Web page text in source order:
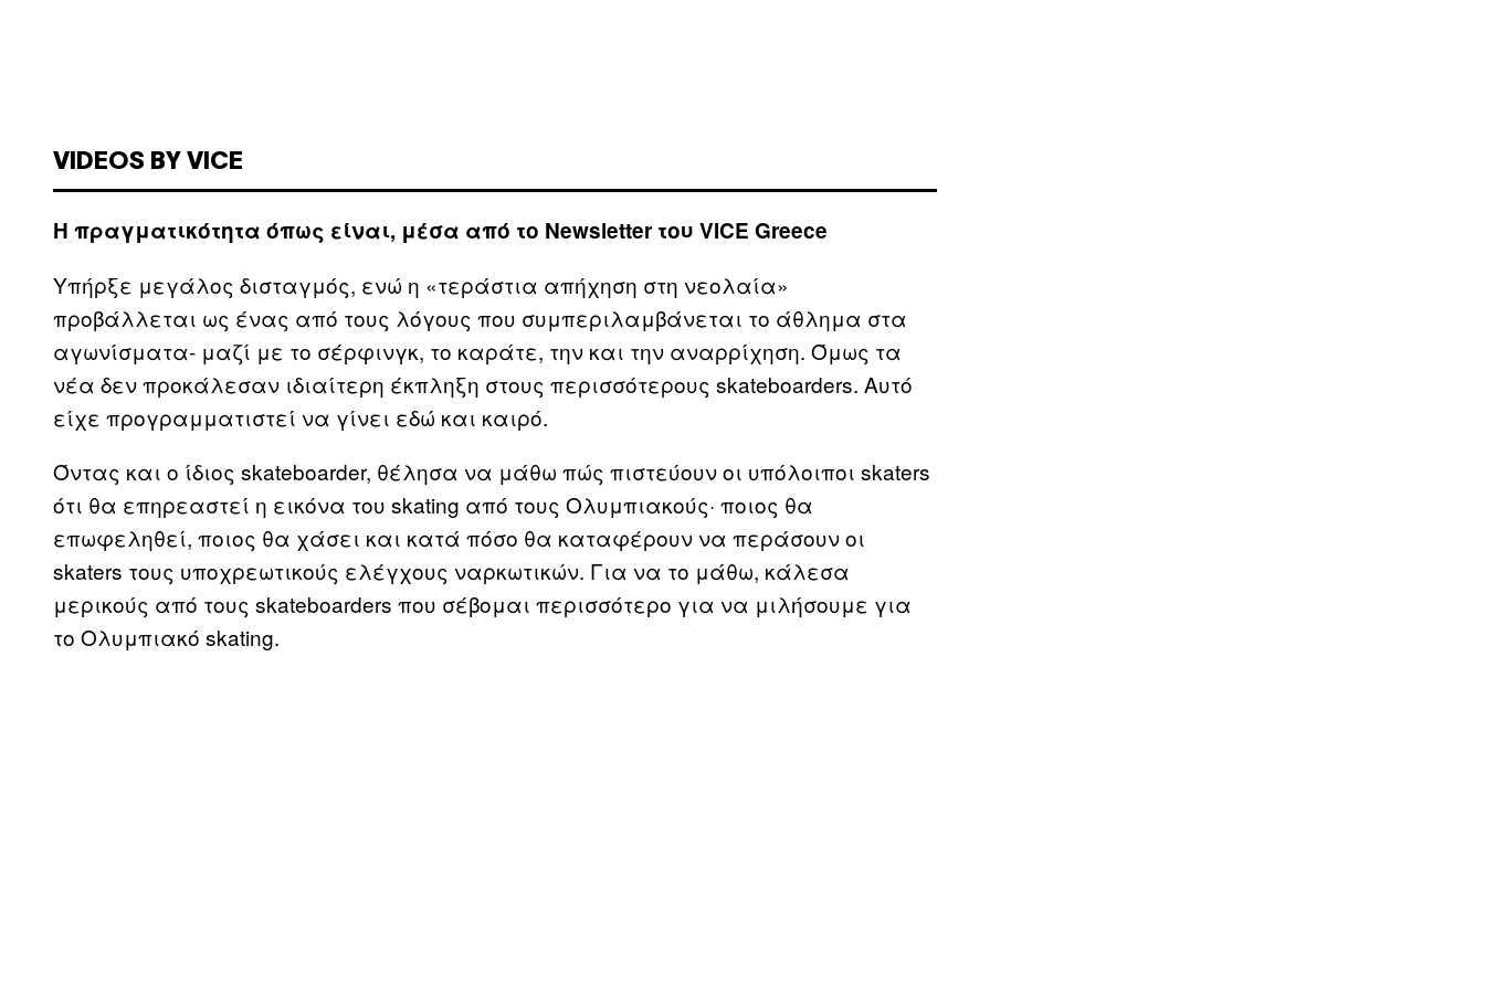
VIDEOS BY VICE
Η πραγματικότητα όπως είναι, μέσα από το Newsletter του VICE Greece
Υπήρξε μεγάλος δισταγμός, ενώ η «τεράστια απήχηση στη νεολαία»
προβάλλεται ως ένας από τους λόγους που συμπεριλαμβάνεται το άθλημα στα
αγωνίσματα- μαζί με το σέρφινγκ, το καράτε, την και την αναρρίχηση. Όμως τα
νέα δεν προκάλεσαν ιδιαίτερη έκπληξη στους περισσότερους skateboarders. Αυτό
είχε προγραμματιστεί να γίνει εδώ και καιρό.
Όντας και ο ίδιος skateboarder, θέλησα να μάθω πώς πιστεύουν οι υπόλοιποι skaters
ότι θα επηρεαστεί η εικόνα του skating από τους Ολυμπιακούς· ποιος θα
επωφεληθεί, ποιος θα χάσει και κατά πόσο θα καταφέρουν να περάσουν οι
skaters τους υποχρεωτικούς ελέγχους ναρκωτικών. Για να το μάθω, κάλεσα
μερικούς από τους skateboarders που σέβομαι περισσότερο για να μιλήσουμε για
το Ολυμπιακό skating.